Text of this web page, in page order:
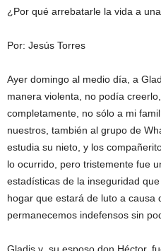
¿Por qué arrebatarle la vida a
Por: Jesús Torres
Ayer domingo al medio día, a
manera violenta, no podía
completamente, no sólo a mi
nuestros, también al grupo de
estudia su nieto, y los
lo ocurrido, pero tristemente fue
estadísticas de la inseguridad
hogar que estará de luto a causa
permanecemos indefensos sin